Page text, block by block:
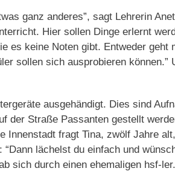
ganz anderes”, sagt Lehrerin
Hier sollen Dinge erlernt
es keine Noten gibt. Entweder geht
sollen sich ausprobieren können.”
ausgehändigt. Dies sind
der Straße Passanten gestellt
Innenstadt fragt Tina, zwölf Jahre
lächelst du einfach und
sich durch einen ehemaligen hsf-